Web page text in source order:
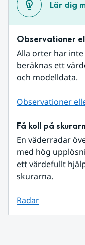
Lär dig
Observationer
Alla orter har
beräknas ett
och modelldata.
Observationer
Få koll på
En väderradar
med hög
ett värdefullt
skurarna.
Radar